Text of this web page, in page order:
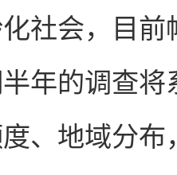
社会，目
年的调查将
、地域分